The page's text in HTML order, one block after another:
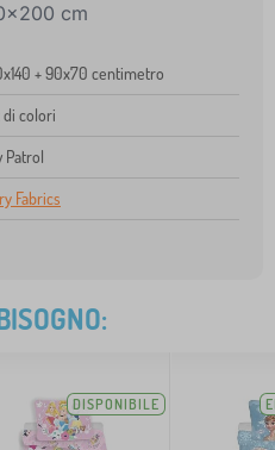
cm
+ 90x70 centimetro
di colori
Patrol
Fabrics
DISPONIBILE